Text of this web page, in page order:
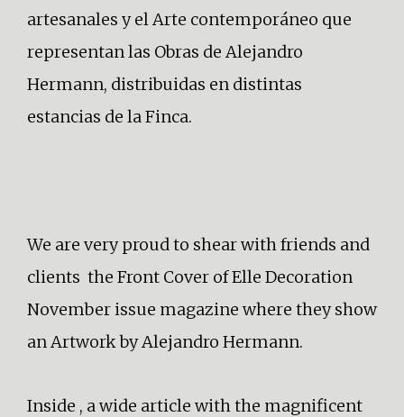
artesanales y el Arte contemporáneo que
representan las Obras de Alejandro
Hermann, distribuidas en distintas
estancias de la Finca.
We are very proud to shear with friends and
clients the Front Cover of Elle Decoration
November issue magazine where they show
an Artwork by Alejandro Hermann.
Inside , a wide article with the magnificent